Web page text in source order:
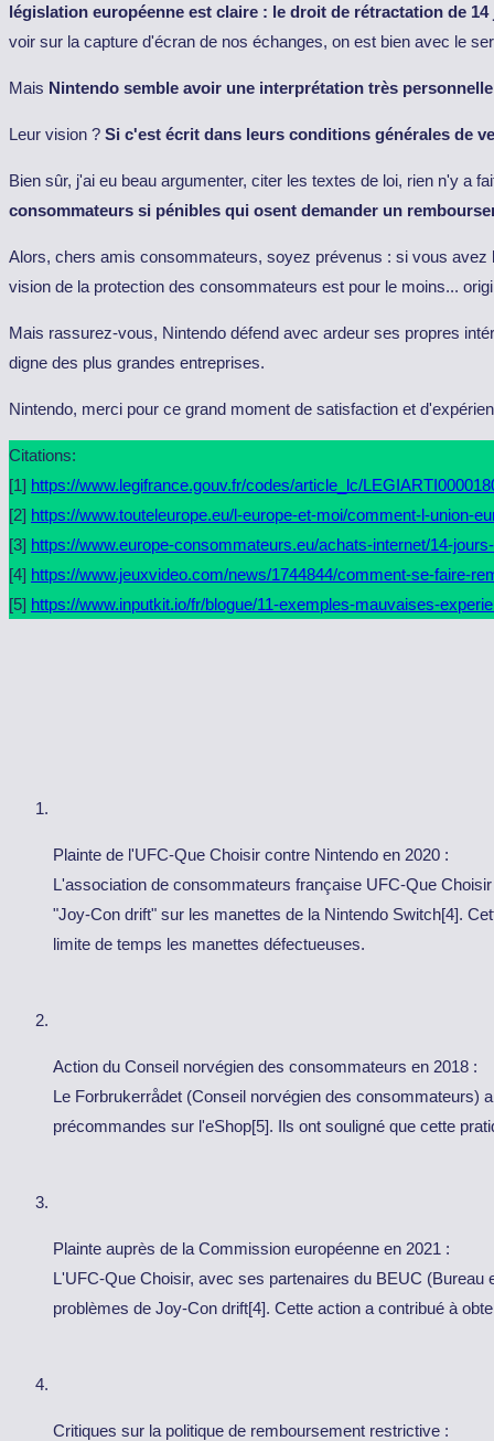
législation européenne est claire : le droit de rétractation de
voir sur la capture d'écran de nos échanges, on est bien avec le
Mais Nintendo semble avoir une interprétation très
Leur vision ? Si c'est écrit dans leurs conditions générales de
Bien sûr, j'ai eu beau argumenter, citer les textes de loi, rien n'y a
consommateurs si pénibles qui osent demander un
Alors, chers amis consommateurs, soyez prévenus : si vous
vision de la protection des consommateurs est pour le moins...
Mais rassurez-vous, Nintendo défend avec ardeur ses propres
digne des plus grandes entreprises.
Nintendo, merci pour ce grand moment de satisfaction et
Citations:
[1] https://www.legifrance.gouv.fr/codes/article_lc/
[2] https://www.touteleurope.eu/l-europe-et-moi/comment-l-union-
[3] https://www.europe-consommateurs.eu/achats-internet/14-
[4] https://www.jeuxvideo.com/news/1744844/comment-se-faire-
[5] https://www.inputkit.io/fr/blogue/11-exemples-mauvaises-
Plainte de l'UFC-Que Choisir contre Nintendo en 2020 :
L'association de consommateurs française UFC-Que
"Joy-Con drift" sur les manettes de la Nintendo Switch[4].
limite de temps les manettes défectueuses.
Action du Conseil norvégien des consommateurs en 2018 :
Le Forbrukerrådet (Conseil norvégien des consommateurs)
précommandes sur l'eShop[5]. Ils ont souligné que cette
Plainte auprès de la Commission européenne en 2021 :
L'UFC-Que Choisir, avec ses partenaires du BEUC
problèmes de Joy-Con drift[4]. Cette action a contribué à
Critiques sur la politique de remboursement restrictive :